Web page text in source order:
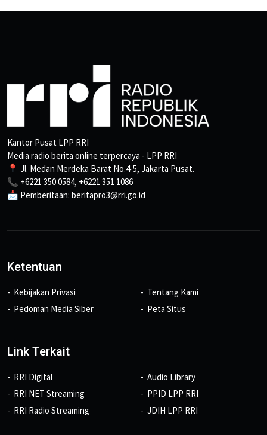
Kantor Pusat LPP RRI
Media radio berita online terpercaya - LPP RRI
📍 Jl. Medan Merdeka Barat No.4-5, Jakarta Pusat.
📞 +6221 350 0584, +6221 351 1086
📩 Pemberitaan: beritapro3@rri.go.id
Ketentuan
Kebijakan Privasi
Pedoman Media Siber
Tentang Kami
Peta Situs
Link Terkait
RRI Digital
RRI NET Streaming
RRI Radio Streaming
Audio Library
PPID LPP RRI
JDIH LPP RRI